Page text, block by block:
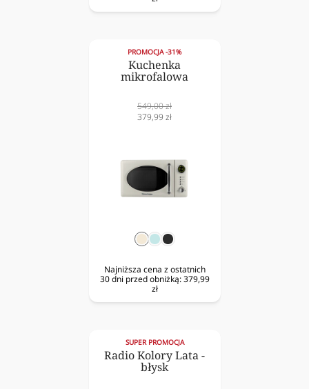
PROMOCJA -31%
Kuchenka
mikrofalowa
Cena
normalna
549,00 zł
Cena
379,99 zł
kremmiętaczarny
Najniższa cena z ostatnich
30 dni przed obniżką: 379,99
zł
SUPER PROMOCJA
Radio Kolory Lata -
błysk